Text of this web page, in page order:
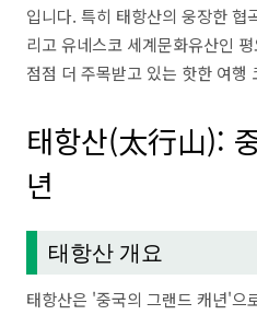
입니다. 특히 태항산의 웅장한 협
리고 유네스코 세계문화유산인
점점 더 주목받고 있는 핫한 여행
태항산(太行山):
년
태항산 개요
태항산은 '중국의 그랜드 캐년'으